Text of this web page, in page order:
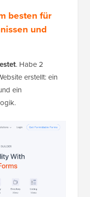
besten für
und
. Habe 2
erstellt: ein
ein